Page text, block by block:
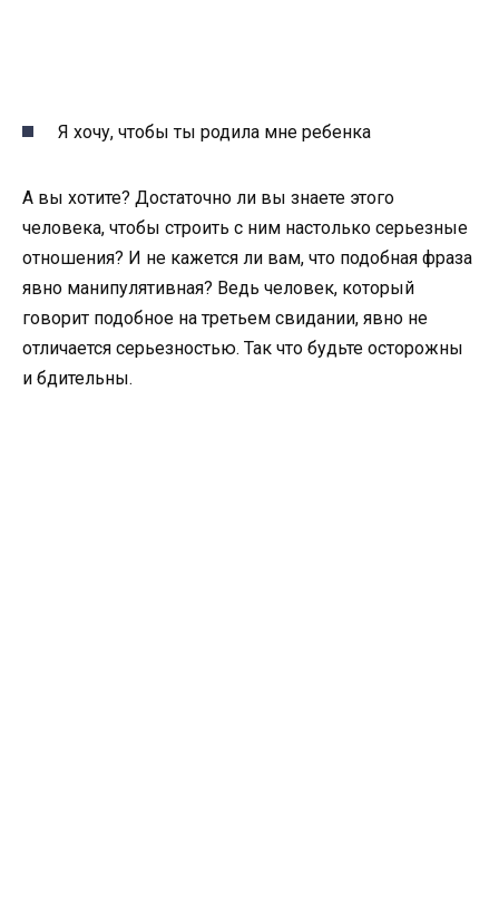
Я хочу, чтобы ты родила мне ребенка
А вы хотите? Достаточно ли вы знаете этого
человека, чтобы строить с ним настолько серьезные
отношения? И не кажется ли вам, что подобная фраза
явно манипулятивная? Ведь человек, который
говорит подобное на третьем свидании, явно не
отличается серьезностью. Так что будьте осторожны
и бдительны.